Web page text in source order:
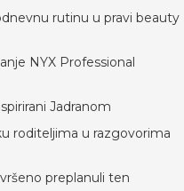
rutinu u pravi beauty
NYX Professional
Jadranom
roditeljima u razgovorima
preplanuli ten